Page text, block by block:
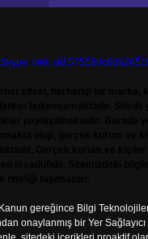
Skype:
gereğince Bilgi
onaylanmış bir Yer